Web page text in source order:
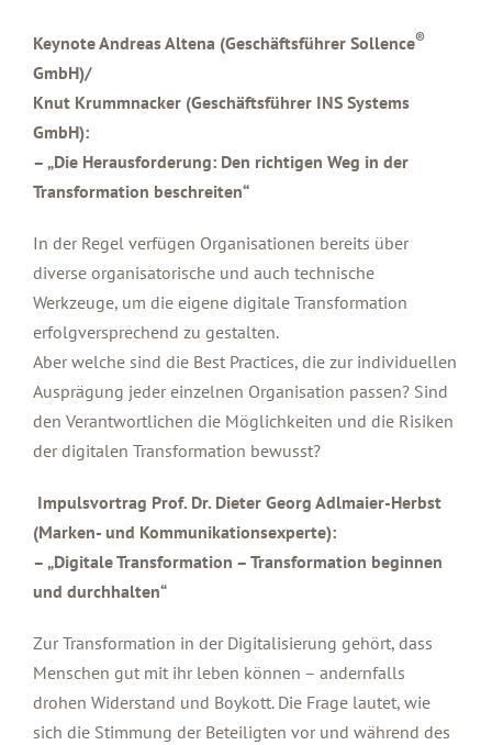
Keynote Andreas Altena (Geschäftsführer Sollence®
GmbH)/
Knut Krummnacker (Geschäftsführer INS Systems
GmbH):
– „Die Herausforderung: Den richtigen Weg in der
Transformation beschreiten“
In der Regel verfügen Organisationen bereits über
diverse organisatorische und auch technische
Werkzeuge, um die eigene digitale Transformation
erfolgversprechend zu gestalten.
Aber welche sind die Best Practices, die zur individuellen
Ausprägung jeder einzelnen Organisation passen? Sind
den Verantwortlichen die Möglichkeiten und die Risiken
der digitalen Transformation bewusst?
Impulsvortrag Prof. Dr. Dieter Georg Adlmaier-Herbst
(Marken- und Kommunikationsexperte):
– „Digitale Transformation – Transformation beginnen
und durchhalten“
Zur Transformation in der Digitalisierung gehört, dass
Menschen gut mit ihr leben können – andernfalls
drohen Widerstand und Boykott. Die Frage lautet, wie
sich die Stimmung der Beteiligten vor und während des